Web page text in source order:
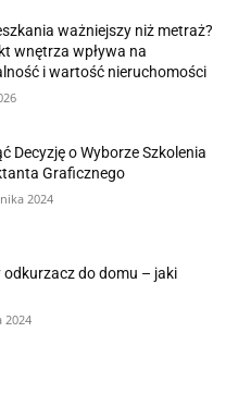
ważniejszy niż metraż?
wnętrza wpływa na
i wartość nieruchomości
Decyzję o Wyborze Szkolenia
Graficznego
2024
odkurzacz do domu – jaki
2024